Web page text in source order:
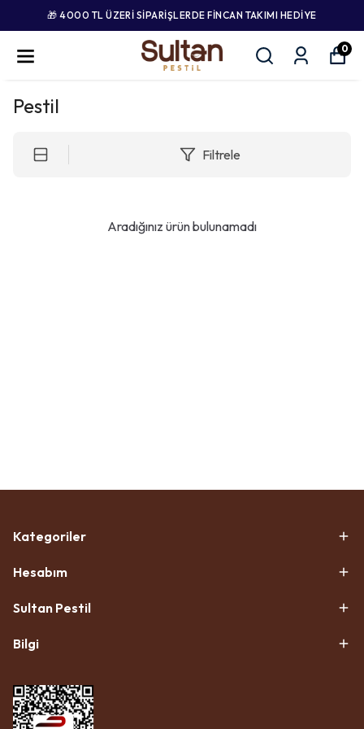
🎁 4000 TL ÜZERI SIPARIŞLERDE FINCAN TAKIMI HEDIYE
0
Pestil
Filtrele
Aradığınız ürün bulunamadı
Kategoriler
Hesabım
Sultan Pestil
Bilgi